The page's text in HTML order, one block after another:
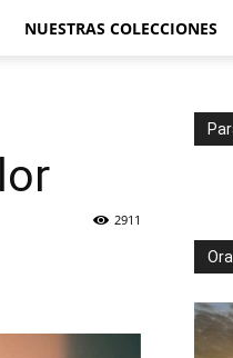
NUESTRAS COLECCIONES
2911